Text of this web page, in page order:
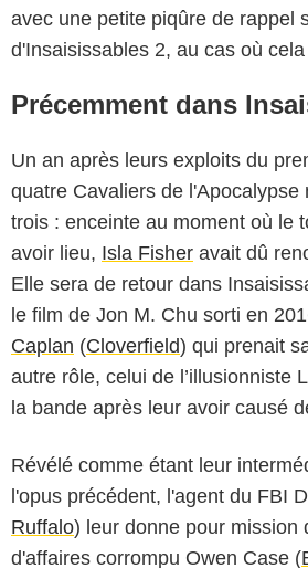
avec une petite piqûre de rappel
d'Insaisissables 2, au cas où
Précemment dans
Un an après leurs exploits du
quatre Cavaliers de l'Apocalypse
trois : enceinte au moment où le
avoir lieu, Isla Fisher avait dû
Elle sera de retour dans
le film de Jon M. Chu sorti en
Caplan (Cloverfield) qui prenait
autre rôle, celui de l’illusionniste
la bande après leur avoir causé
Révélé comme étant leur
l'opus précédent, l'agent du FBI
Ruffalo) leur donne pour mission
d'affaires corrompu Owen Case (